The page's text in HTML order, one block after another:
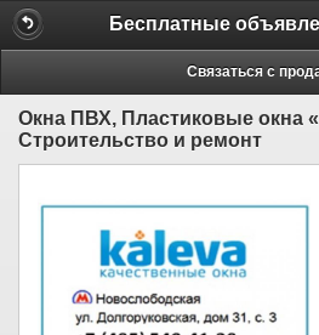
Связаться с
Окна ПВХ, Пластиковые окна
Строительство и ремонт